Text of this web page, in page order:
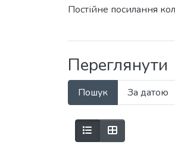
Постійне посилання
Переглянути
Пошук За датою